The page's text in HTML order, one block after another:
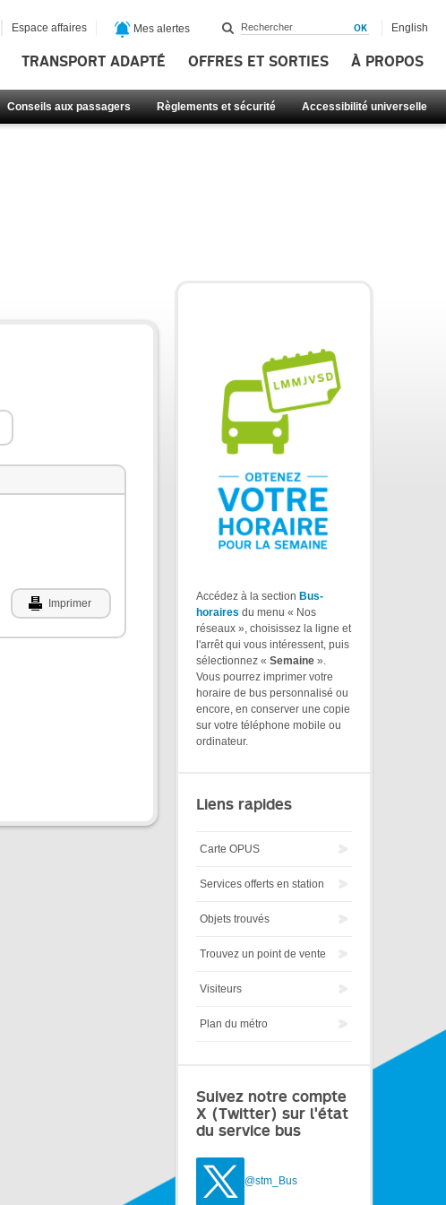
TRANSPORT ADAPTÉ OFFRES ET SORTIES À PROPOS
Conseils aux passagers Règlements et sécurité Accessibilité universelle
Espace affaires Mes alertes English
Imprimer
Accédez à la section Bus-
horaires du menu « Nos
réseaux », choisissez la ligne et
l'arrêt qui vous intéressent, puis
sélectionnez « Semaine ».
Vous pourrez imprimer votre
horaire de bus personnalisé ou
encore, en conserver une copie
sur votre téléphone mobile ou
ordinateur.
Liens rapides
Carte OPUS
Services offerts en station
Objets trouvés
Trouvez un point de vente
Visiteurs
Plan du métro
Suivez notre compte
X (Twitter) sur l'état
du service bus
@stm_Bus